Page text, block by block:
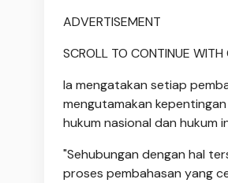
ADVERTISEMENT
SCROLL TO CONTINUE WITH
Ia mengatakan setiap
mengutamakan
hukum nasional dan hukum
"Sehubungan dengan hal
proses pembahasan yang